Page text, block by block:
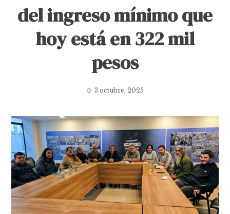
del ingreso mínimo que
hoy está en 322 mil
pesos
3 octubre, 2025